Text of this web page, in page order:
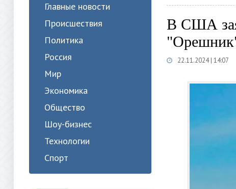
Главные новости
Происшествия
Политика
Россия
Мир
Экономика
Общество
Шоу-бизнес
Технологии
Спорт
В США
"Орешник"
22.11.2024 | 14:07